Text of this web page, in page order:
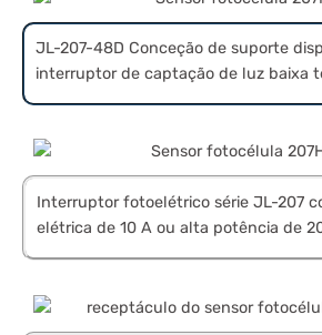
JL-207-48D Conceção de suporte
interruptor de captação de luz baixa
Interruptor fotoelétrico série JL-207
elétrica de 10 A ou alta potência de